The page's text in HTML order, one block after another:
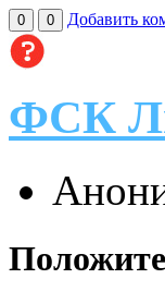
0 0 Добавить
ФСК